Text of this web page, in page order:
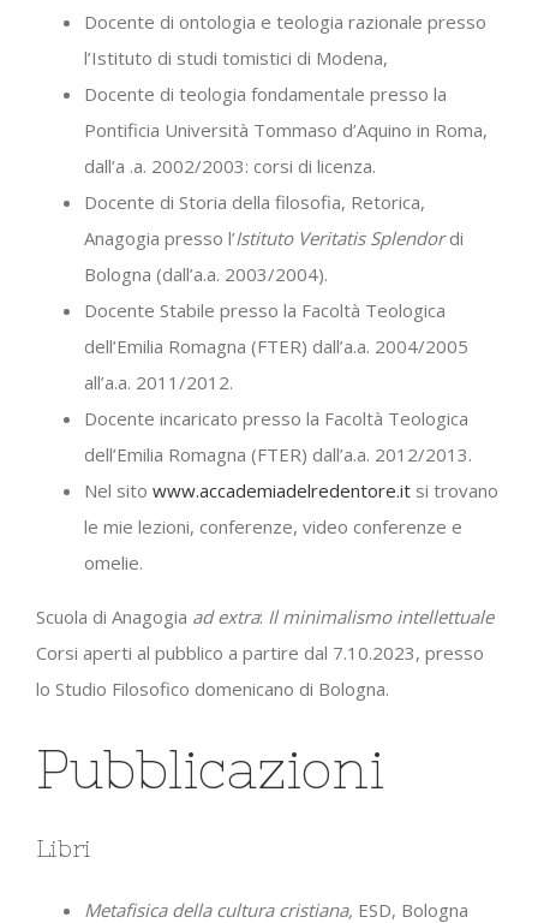
Docente di ontologia e teologia razionale presso
l’Istituto di studi tomistici di Modena,
Docente di teologia fondamentale presso la
Pontificia Università Tommaso d’Aquino in Roma,
dall’a .a. 2002/2003: corsi di licenza.
Docente di Storia della filosofia, Retorica,
Anagogia presso l’Istituto Veritatis Splendordi
Bologna (dall’a.a. 2003/2004).
Docente Stabile presso la Facoltà Teologica
dell’Emilia Romagna (FTER) dall’a.a. 2004/2005
all’a.a. 2011/2012.
Docente incaricato presso la Facoltà Teologica
dell’Emilia Romagna (FTER) dall’a.a. 2012/2013.
Nel sito www.accademiadelredentore.it si trovano
le mie lezioni, conferenze, video conferenze e
omelie.
Scuola di Anagogia ad extra: Il minimalismo intellettuale
Corsi aperti al pubblico a partire dal 7.10.2023, presso
lo Studio Filosofico domenicano di Bologna.
Pubblicazioni
Libri
Metafisica della cultura cristiana, ESD, Bologna